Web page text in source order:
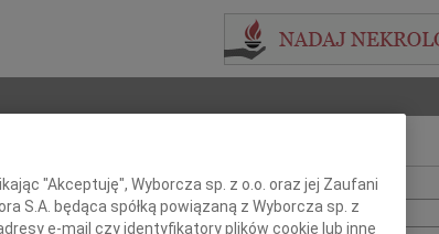
Imię i nazwisko lub numer ogłoszenia:
"Akceptuję", Wyborcza sp. z o.o. oraz jej Zaufani
S.A. będąca spółką powiązaną z Wyborcza sp. z
e-mail czy identyfikatory plików cookie lub inne